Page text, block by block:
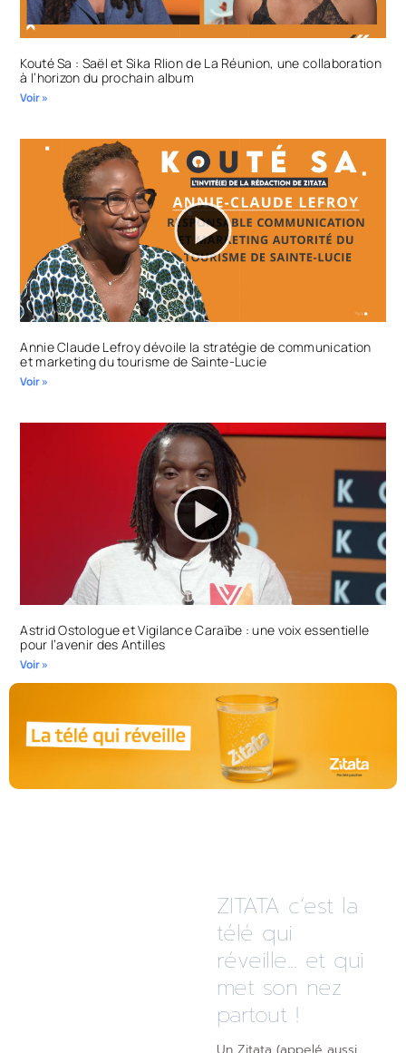
Kouté Sa : Saël et Sika Rlion de La Réunion, une collaboration
à l’horizon du prochain album
Voir »
Annie Claude Lefroy dévoile la stratégie de communication
et marketing du tourisme de Sainte-Lucie
Voir »
Astrid Ostologue et Vigilance Caraïbe : une voix essentielle
pour l’avenir des Antilles
Voir »
ZITATA c’est la
télé qui
réveille... et qui
met son nez
partout !